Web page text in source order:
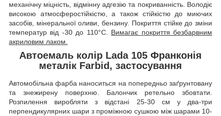
механічну міцність, відмінну адгезію та покриванність. Володіє
високою атмосферостійкістю, а також стійкістю до миючих
засобів, мінеральної оливи, бензину. Покриття стійке до зміни
температур від -30 до 110°C. Вимагає покриття безбарвним
акриловим лаком.
Автоемаль колір Lada 105 Франконія
металік Farbid, застосування
Автомобільна фарба наноситься на попередньо заґрунтовану
та знежирену поверхню. Балончик ретельно збовтати.
Розпилення виробляти з відстані 25-30 см у два-три
перпендикулярних шари з проміжною сушкою між шарами 10-